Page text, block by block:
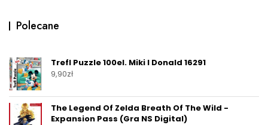
Polecane
Trefl Puzzle 100el. Miki I Donald 16291
9,90zł
The Legend Of Zelda Breath Of The Wild -
Expansion Pass (Gra NS Digital)